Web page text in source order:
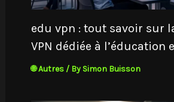
edu vpn : tout savoir sur
VPN dédiée à l’éducation
🌐 Autres/ By Simon Buisson